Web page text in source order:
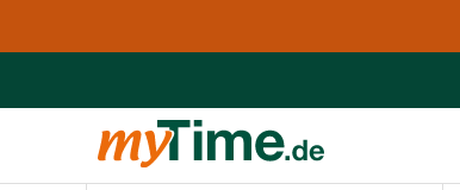
Zur Navigation springen